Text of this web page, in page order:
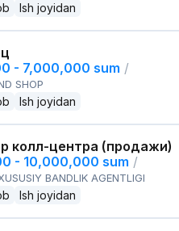
Ish joyidan
- 7,000,000 sum /
SHOP
Ish joyidan
колл-центра (продажи)
- 10,000,000 sum /
BANDLIK AGENTLIGI
Ish joyidan